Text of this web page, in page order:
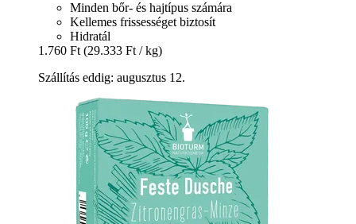
Minden bőr- és hajtípus számára
Kellemes frissességet biztosít
Hidratál
1.760 Ft (29.333 Ft / kg)
Szállítás eddig: augusztus 12.